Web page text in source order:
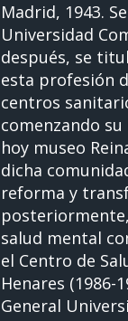
Madrid, 1943.
Universidad
después, se
esta profesión
centros
comenzando
hoy museo
dicha
reforma y
salud mental
el Centro de
Henares (1986-
General